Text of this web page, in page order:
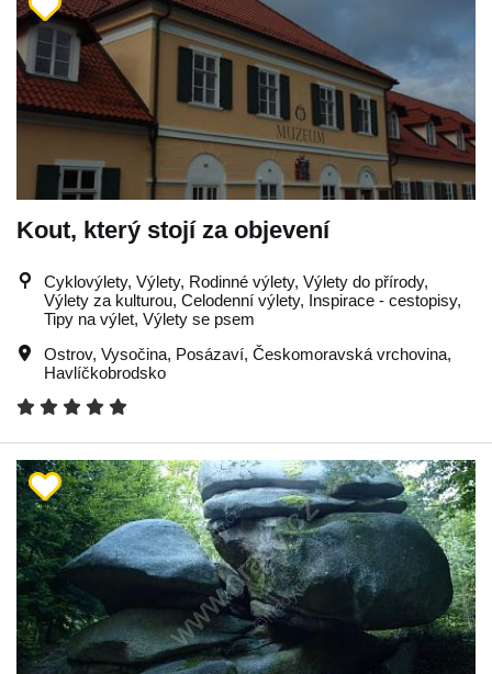
Kout, který stojí za objevení
Cyklovýlety, Výlety, Rodinné výlety, Výlety do přírody,
Výlety za kulturou, Celodenní výlety, Inspirace - cestopisy,
Tipy na výlet, Výlety se psem
Ostrov, Vysočina, Posázaví, Českomoravská vrchovina,
Havlíčkobrodsko